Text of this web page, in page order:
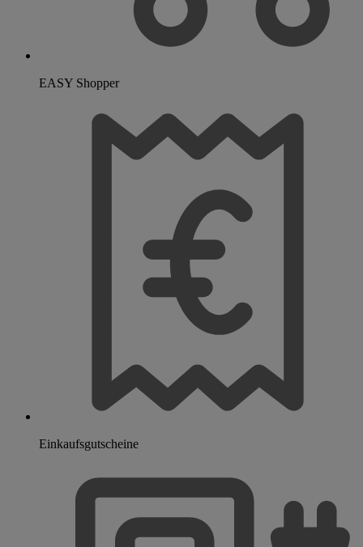
EASY Shopper
Einkaufsgutscheine